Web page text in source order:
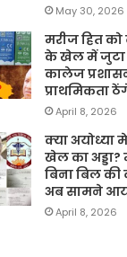
May 30, 2026
मरीज हित को
के खेल में जुटा
कालेज
प्राथमिकता
April 8, 2026
क्या
खेल का
बिना बिल
अब सामने
April 8, 2026